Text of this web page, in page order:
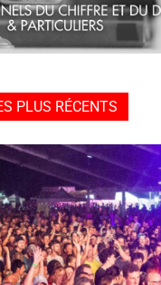
PLUS RÉCENTS